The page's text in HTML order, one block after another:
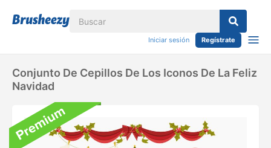
Iniciar sesión Regístrate
Conjunto De Cepillos De Los Iconos De La Feliz
Navidad